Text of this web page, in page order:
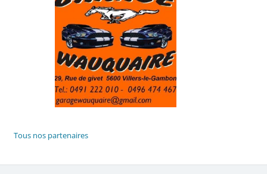
Tous nos partenaires